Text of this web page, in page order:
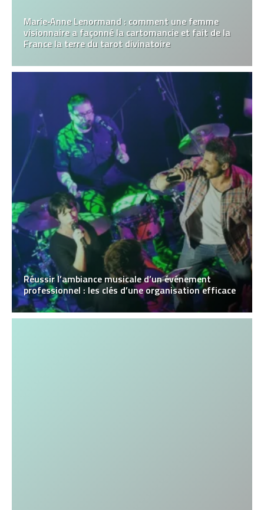
Marie‑Anne Lenormand : comment une femme
visionnaire a façonné la cartomancie et fait de la
France la terre du tarot divinatoire
Réussir l’ambiance musicale d’un événement
professionnel : les clés d’une organisation efficace